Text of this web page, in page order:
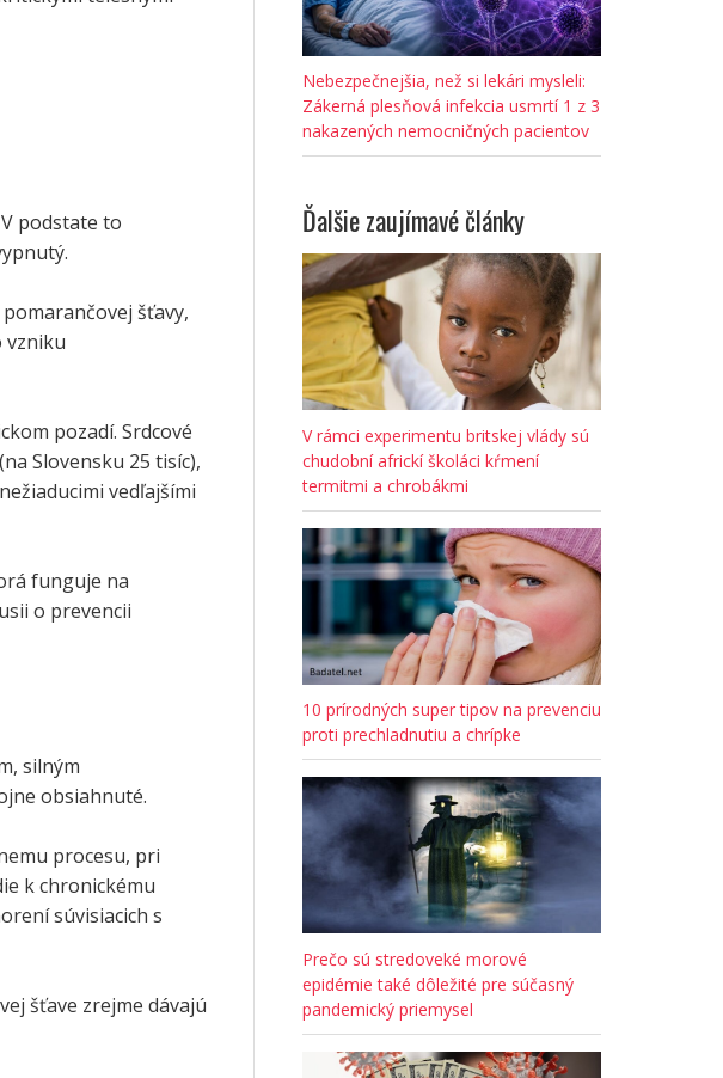
podstate to
šťavy,
vzniku
pozadí. Srdcové
Slovensku 25 tisíc),
vedľajšími
funguje na
o prevencii
silným
obsiahnuté.
procesu, pri
k chronickému
súvisiacich s
šťave zrejme dávajú
Nebezpečnejšia, než si lekári mysleli:
Zákerná plesňová infekcia usmrtí 1 z 3
nakazených nemocničných pacientov
Ďalšie zaujímavé články
V rámci experimentu britskej vlády sú
chudobní africkí školáci kŕmení
termitmi a chrobákmi
10 prírodných super tipov na prevenciu
proti prechladnutiu a chrípke
Prečo sú stredoveké morové
epidémie také dôležité pre súčasný
pandemický priemysel